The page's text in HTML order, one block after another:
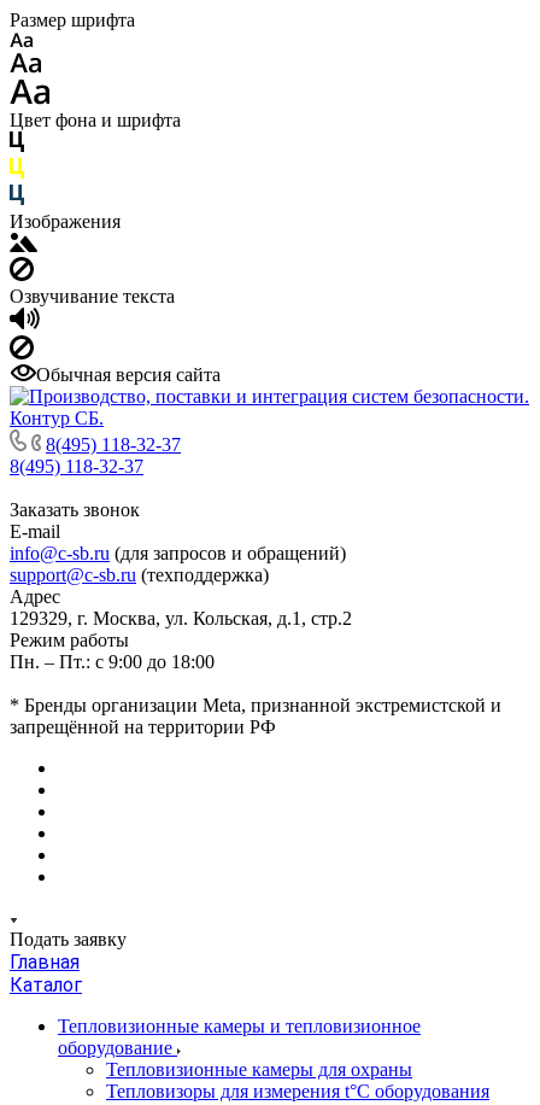
Размер шрифта
Цвет фона и шрифта
Изображения
Озвучивание текста
Обычная версия сайта
8(495) 118-32-37
8(495) 118-32-37
Заказать звонок
E-mail
info@c-sb.ru (для запросов и обращений)
support@c-sb.ru (техподдержка)
Адрес
129329, г. Москва, ул. Кольская, д.1, стр.2
Режим работы
Пн. – Пт.: с 9:00 до 18:00
* Бренды организации Meta, признанной экстремистской и
запрещённой на территории РФ
Подать заявку
Главная
Каталог
Тепловизионные камеры и тепловизионное
оборудование
Тепловизионные камеры для охраны
Тепловизоры для измерения t°С оборудования